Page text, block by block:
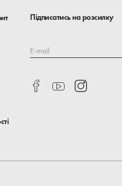
Підписатись на розсилку
E-mail